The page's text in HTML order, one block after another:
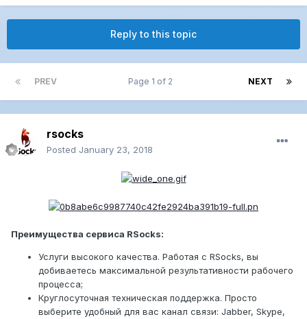
Reply to this topic
PREV NEXT
Page 1 of 2
rsocks
Posted January 23, 2018
Преимущества сервиса RSocks:
Услуги высокого качества. Работая с RSocks, вы
добиваетесь максимальной результативности рабочего
процесса;
Круглосуточная техническая поддержка. Просто
выберите удобный для вас канал связи: Jabber, Skype,